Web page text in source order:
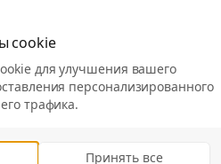
cookie
для улучшения вашего
персонализированного
трафика.
Принять все